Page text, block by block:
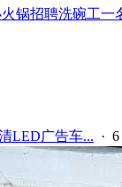
锅招聘洗碗工一
LED广告车... ·